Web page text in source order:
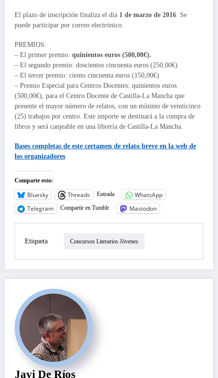
El plazo de inscripción finaliza el día 1 de marzo de 2016 . Se
puede participar por correo electrónico.
PREMIOS:
– El primer premio: quinientos euros (500,00€).
– El segundo premio: doscientos cincuenta euros (250,00€).
– El tercer premio: ciento cincuenta euros (150,00€)
– Premio Especial para Centros Docentes: quinientos euros
(500,00€), para el Centro Docente de Castilla-La Mancha que
presente el mayor número de relatos, con un mínimo de veinticinco
(25) trabajos por centro. Este importe se destinará a la compra de
libros y será canjeable en una librería de Castilla-La Mancha.
Bases completas de este certamen de relato breve en la web de
los organizadores
Comparte esto:
Bluesky Threads Entrada
WhatsApp
Telegram
Compartir en Tumblr Mastodon
Etiqueta Concursos Literarios Jóvenes
Javi De Ríos